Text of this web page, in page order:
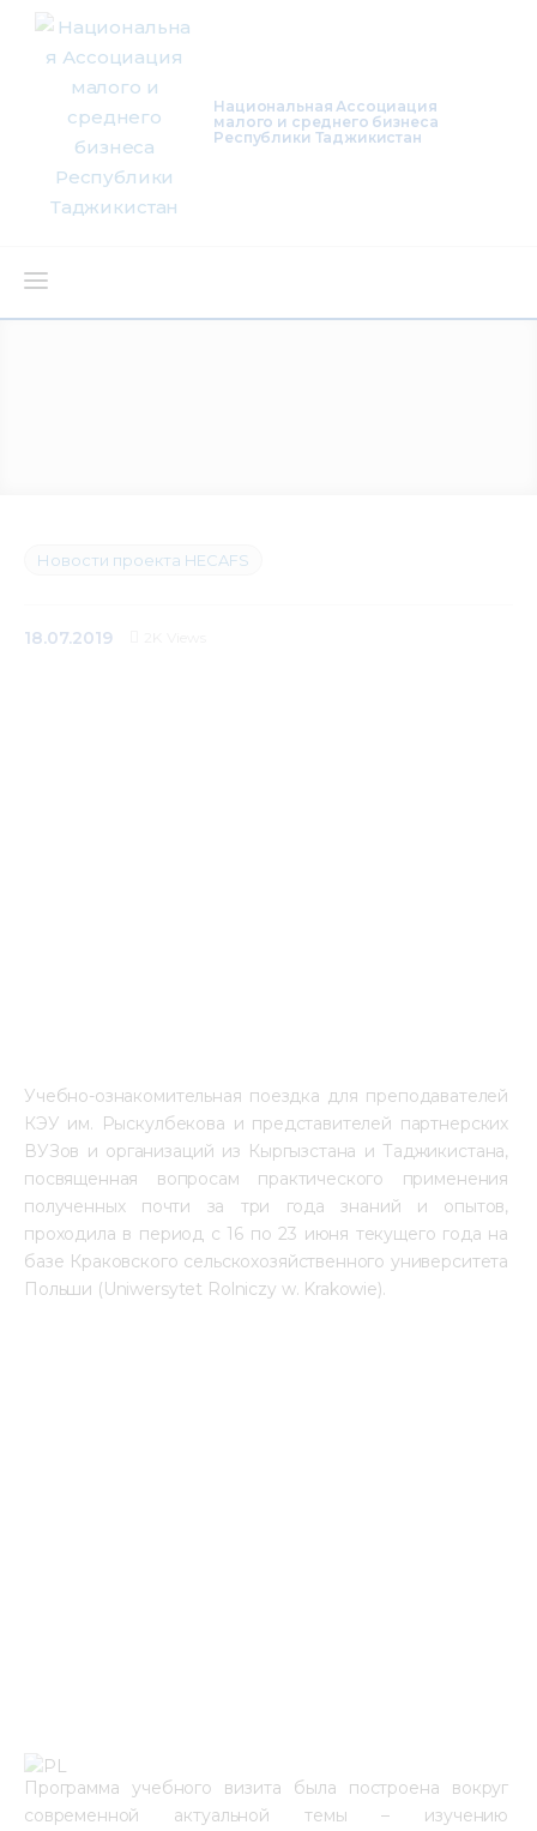
Национальная Ассоциация
малого и среднего бизнеса
Республики Таджикистан
О нас
Медиацентр
Инфоресурсы
Новости проекта HECAFS
18.07.2019
Учебно-ознакомительная поездка для преподавателей
КЭУ им. Рыскулбекова и представителей партнерских
ВУЗов и организаций из Кыргызстана и Таджикистана,
посвященная вопросам практического применения
полученных почти за три года знаний и опытов,
проходила в период с 16 по 23 июня текущего года на
базе Краковского сельскохозяйственного университета
Польши (Uniwersytet Rolniczy w. Krakowie).
Программа учебного визита была построена вокруг
современной актуальной темы – изучению